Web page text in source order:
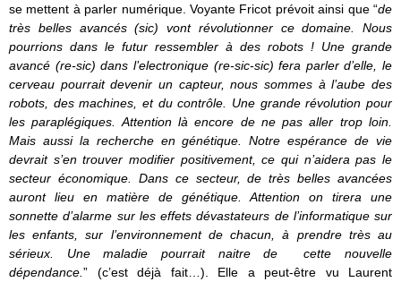
se mettent à parler numérique. Voyante Fricot prévoit ainsi que “de
très belles avancés (sic) vont révolutionner ce domaine. Nous
pourrions dans le futur ressembler à des robots ! Une grande
avancé (re-sic) dans l’electronique (re-sic-sic) fera parler d’elle, le
cerveau pourrait devenir un capteur, nous sommes à l’aube des
robots, des machines, et du contrôle. Une grande révolution pour
les paraplégiques. Attention là encore de ne pas aller trop loin.
Mais aussi la recherche en génétique. Notre espérance de vie
devrait s’en trouver modifier positivement, ce qui n’aidera pas le
secteur économique. Dans ce secteur, de très belles avancées
auront lieu en matière de génétique. Attention on tirera une
sonnette d’alarme sur les effets dévastateurs de l’informatique sur
les enfants, sur l’environnement de chacun, à prendre très au
sérieux. Une maladie pourrait naitre de cette nouvelle
dépendance. ” (c’est déjà fait…). Elle a peut-être vu Laurent